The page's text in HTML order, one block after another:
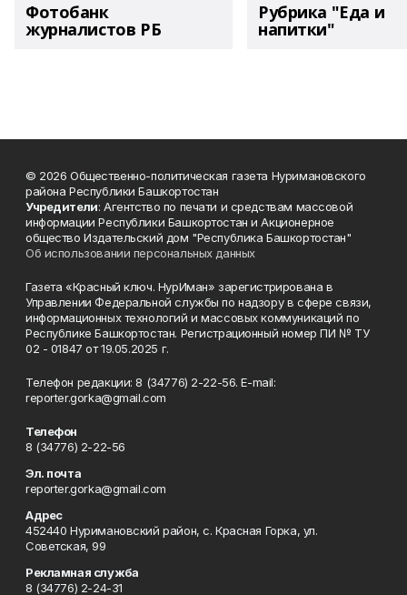
Фотобанк
журналистов РБ
Рубрика "Еда и
напитки"
© 2026 Общественно-политическая газета Нуримановского
района Республики Башкортостан
Учредители: Агентство по печати и средствам массовой
информации Республики Башкортостан и Акционерное
общество Издательский дом "Республика Башкортостан"
Об использовании персональных данных
Газета «Красный ключ. НурИман» зарегистрирована в
Управлении Федеральной службы по надзору в сфере связи,
информационных технологий и массовых коммуникаций по
Республике Башкортостан. Регистрационный номер ПИ № ТУ
02 - 01847 от 19.05.2025 г.
Телефон редакции: 8 (34776) 2-22-56. E-mail:
reporter.gorka@gmail.com
Телефон
8 (34776) 2-22-56
Эл. почта
reporter.gorka@gmail.com
Адрес
452440 Нуримановский район, с. Красная Горка, ул.
Советская, 99
Рекламная служба
8 (34776) 2-24-31